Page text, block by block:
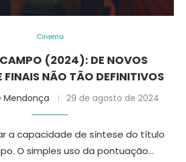
Cinema
(2024): DE NOVOS
FINAIS NÃO TÃO DEFINITIVOS
Mendonça 29 de agosto de 2024
a capacidade de síntese do título
O simples uso da pontuação…